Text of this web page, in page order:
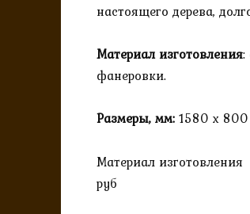
настоящего дерева,
Материал изготовления:
фанеровки.
Размеры, мм: 1580 х
Материал
руб